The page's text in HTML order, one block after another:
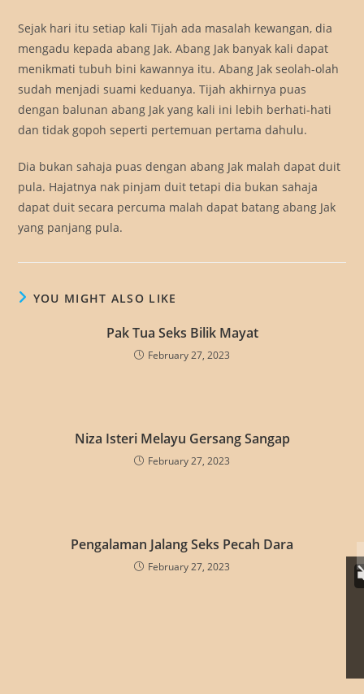
Sejak hari itu setiap kali Tijah ada masalah kewangan, dia
mengadu kepada abang Jak. Abang Jak banyak kali dapat
menikmati tubuh bini kawannya itu. Abang Jak seolah-olah
sudah menjadi suami keduanya. Tijah akhirnya puas
dengan balunan abang Jak yang kali ini lebih berhati-hati
dan tidak gopoh seperti pertemuan pertama dahulu.
Dia bukan sahaja puas dengan abang Jak malah dapat duit
pula. Hajatnya nak pinjam duit tetapi dia bukan sahaja
dapat duit secara percuma malah dapat batang abang Jak
yang panjang pula.
YOU MIGHT ALSO LIKE
Pak Tua Seks Bilik Mayat
February 27, 2023
Niza Isteri Melayu Gersang Sangap
February 27, 2023
Pengalaman Jalang Seks Pecah Dara
February 27, 2023